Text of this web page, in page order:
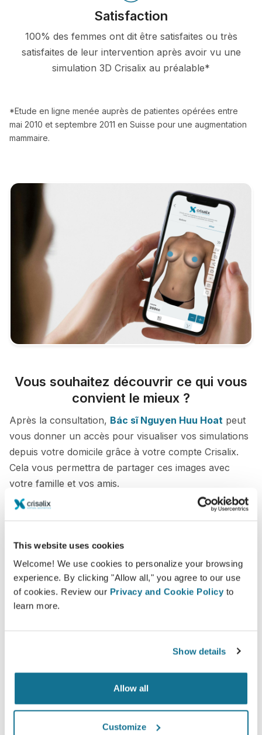
This website uses cookies
Welcome! We use cookies to personalize your browsing
experience. By clicking "Allow all," you agree to our use
of cookies. Review our Privacy and Cookie Policy to
learn more.
Show details
Allow all
Customize
Satisfaction
100% des femmes ont dit être satisfaites ou très
satisfaites de leur intervention après avoir vu une
simulation 3D Crisalix au préalable*
*Etude en ligne menée auprès de patientes opérées entre
mai 2010 et septembre 2011 en Suisse pour une augmentation
mammaire.
Vous souhaitez découvrir ce qui vous
convient le mieux ?
Après la consultation, Bác sĩ Nguyen Huu Hoat peut
vous donner un accès pour visualiser vos simulations
depuis votre domicile grâce à votre compte Crisalix.
Cela vous permettra de partager ces images avec
votre famille et vos amis.
Découvrez votre nouvelle apparence dès
cryptés. Vos informations restent donc
sécurisées et privées